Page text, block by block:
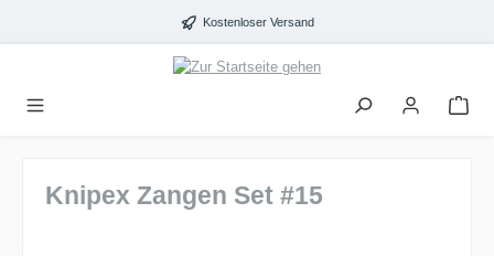
Kostenloser Versand
Knipex Zangen Set #15